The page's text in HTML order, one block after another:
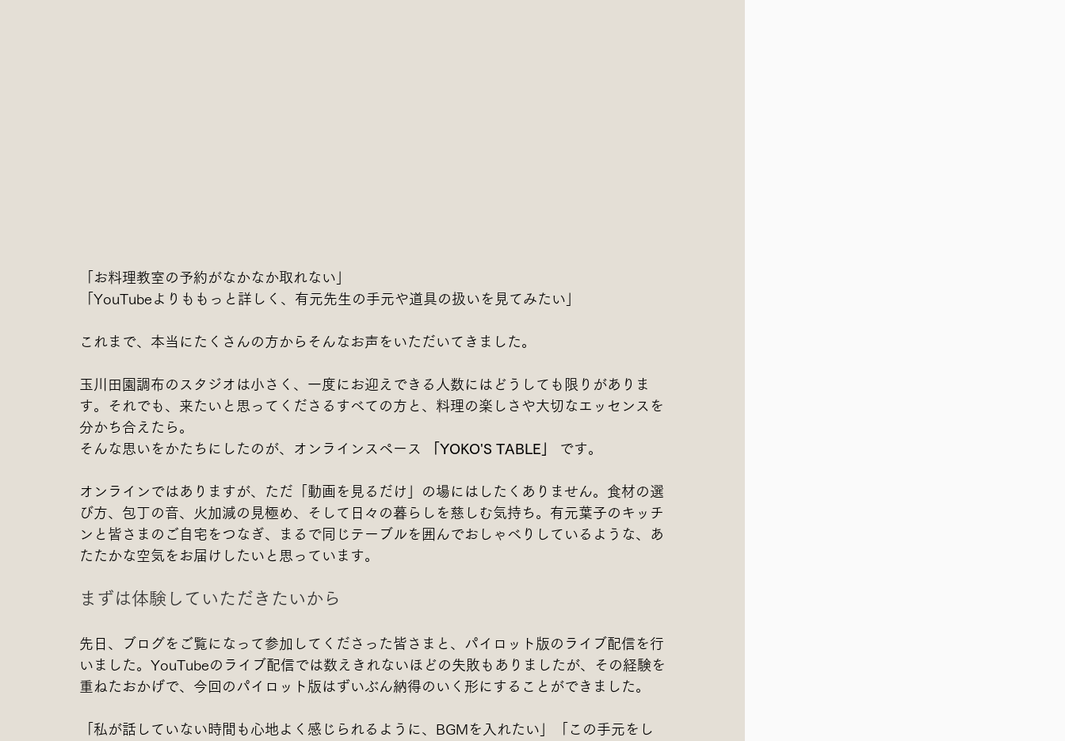
「お料理教室の予約がなかなか取れない」
「YouTubeよりももっと詳しく、有元先生の手元や道具の扱いを見てみたい」
これまで、本当にたくさんの方からそんなお声をいただいてきました。
玉川田園調布のスタジオは小さく、一度にお迎えできる人数にはどうしても限りがありま
す。それでも、来たいと思ってくださるすべての方と、料理の楽しさや大切なエッセンスを
分かち合えたら。
そんな思いをかたちにしたのが、オンラインスペース
「YOKO'S TABLE」 です。
オンラインではありますが、ただ「動画を見るだけ」の場にはしたくありません。食材の選
び方、包丁の音、火加減の見極め、そして日々の暮らしを慈しむ気持ち。有元葉子のキッチ
ンと皆さまのご自宅をつなぎ、まるで同じテーブルを囲んでおしゃべりしているような、あ
たたかな空気をお届けしたいと思っています。
まずは体験していただきたいから
先日、ブログをご覧になって参加してくださった皆さまと、パイロット版のライブ配信を行
いました。YouTubeのライブ配信では数えきれないほどの失敗もありましたが、その経験を
重ねたおかげで、今回のパイロット版はずいぶん納得のいく形にすることができました。
「私が話していない時間も心地よく感じられるように、BGMを入れたい」「この手元をし